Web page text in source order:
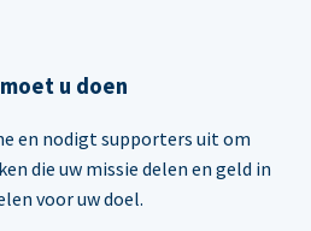
u doen
en nodigt supporters uit om
die uw missie delen en geld in
voor uw doel.